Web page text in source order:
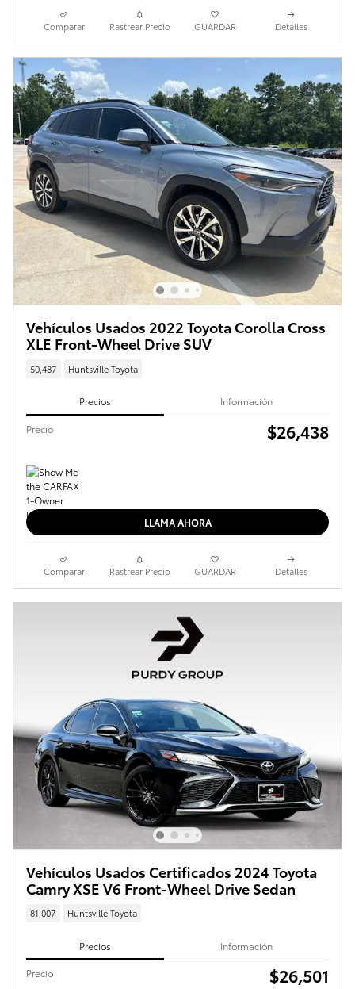
Comparar Rastrear Precio GUARDAR Detalles
Vehículos Usados 2022 Toyota Corolla Cross
XLE Front-Wheel Drive SUV
50,487 Huntsville Toyota
Precios Información
Precio $26,438
LLAMA AHORA
Comparar Rastrear Precio GUARDAR Detalles
Vehículos Usados Certificados 2024 Toyota
Camry XSE V6 Front-Wheel Drive Sedan
81,007 Huntsville Toyota
Precios Información
Precio $26,501